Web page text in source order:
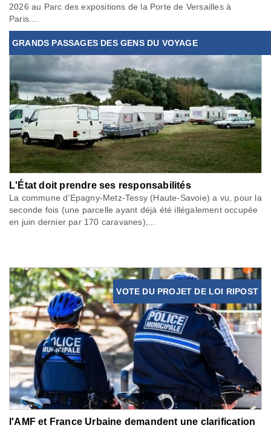
2026 au Parc des expositions de la Porte de Versailles à
Paris....
GRANDS PASSAGES DES GENS DU VOYAGE
L'État doit prendre ses responsabilités
La commune d’Epagny-Metz-Tessy (Haute-Savoie) a vu, pour la
seconde fois (une parcelle ayant déjà été illégalement occupée
en juin dernier par 170 caravanes),...
VOTE DU PROJET DE LOI RIPOST
l'AMF et France Urbaine demandent une clarification